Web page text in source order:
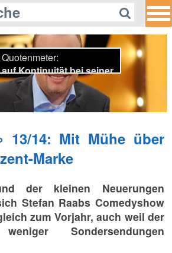
auf Kontinuität bei seiner
13/14: Mit Mühe über
Marke
der kleinen Neuerungen
Stefan Raabs Comedyshow
zum Vorjahr, auch weil der
Sondersendungen